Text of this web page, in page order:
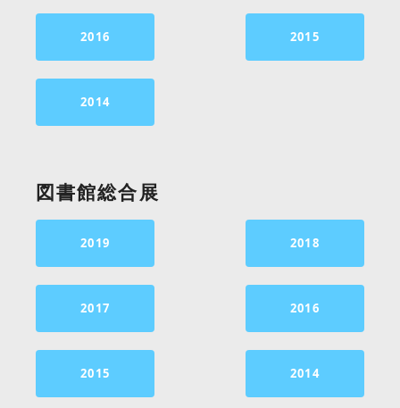
2016 2015
2014
図書館総合展
2019 2018
2017 2016
2015 2014